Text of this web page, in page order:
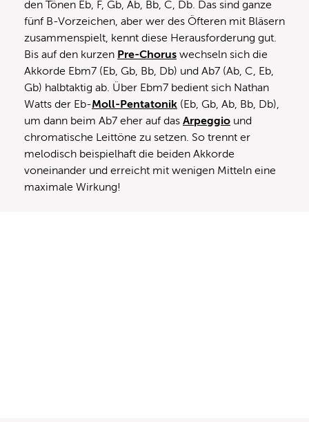
den Tönen Eb, F, Gb, Ab, Bb, C, Db. Das sind ganze
fünf B-Vorzeichen, aber wer des Öfteren mit Bläsern
zusammenspielt, kennt diese Herausforderung gut.
Bis auf den kurzen Pre-Chorus wechseln sich die
Akkorde Ebm7 (Eb, Gb, Bb, Db) und Ab7 (Ab, C, Eb,
Gb) halbtaktig ab. Über Ebm7 bedient sich Nathan
Watts der Eb-Moll-Pentatonik (Eb, Gb, Ab, Bb, Db),
um dann beim Ab7 eher auf das Arpeggio und
chromatische Leittöne zu setzen. So trennt er
melodisch beispielhaft die beiden Akkorde
voneinander und erreicht mit wenigen Mitteln eine
maximale Wirkung!